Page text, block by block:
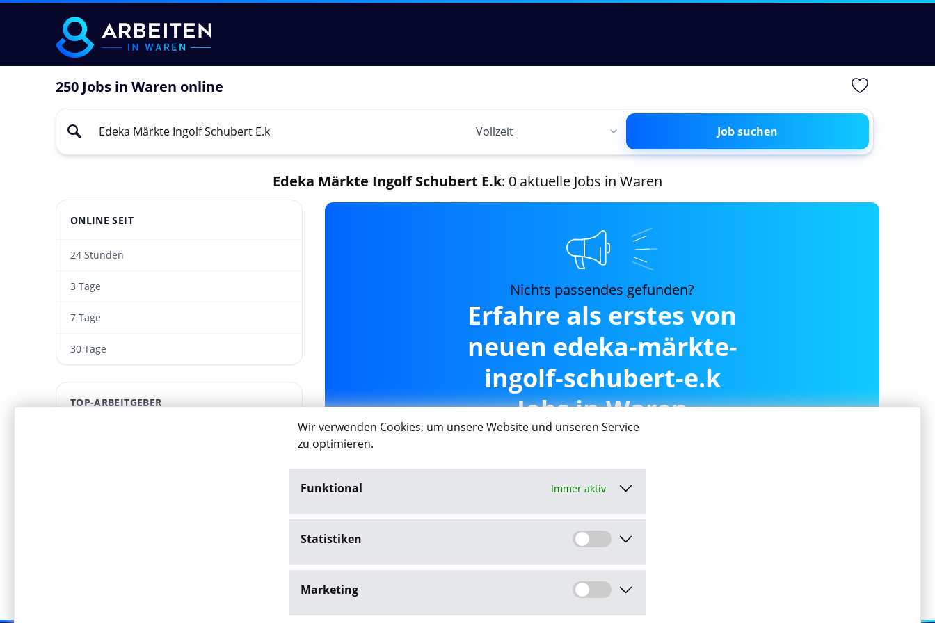
Wir verwenden Cookies, um unsere Website und unseren Service
zu optimieren.
Funktional Immer aktiv
Statistiken
Marketing
250 Jobs in Waren online
Job suchen
Edeka Märkte Ingolf Schubert E.k: 0 aktuelle Jobs in Waren
ONLINE SEIT
24 Stunden
3 Tage
7 Tage
30 Tage
TOP-ARBEITGEBER
Nichts passendes gefunden?
Erfahre als erstes von
neuen edeka-märkte-
ingolf-schubert-e.k
Jobs in Waren
Job-Agent aktivieren
Mit dem Klick auf "Job-Agent aktivieren" stimme ich den